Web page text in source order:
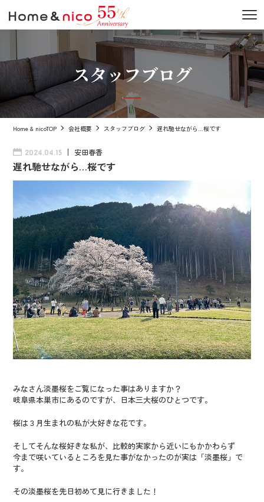
スタッフブログ
Home & nicoTOP 会社概要 スタッフブログ 遅れ馳せながら…桜です
2024.04.15 安田春香
遅れ馳せながら…桜です
みなさん淡墨桜をご覧になった事はありますか？
岐阜県本巣市にあるのですが、日本三大桜のひとつです。
桜は３月生まれの私が大好きな花です。
そしてそんな桜好きな私が、比較的実家から近いにもかかわらず
今まで咲いているところを見た事がなかったのが実は「淡墨桜」で
す。
その淡墨桜を先日初めて見に行きました！